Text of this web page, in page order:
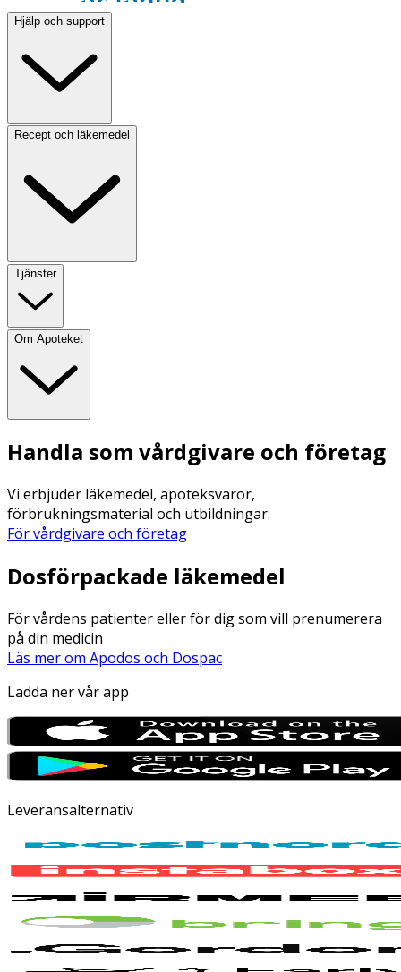
Hjälp och support
Recept och läkemedel
Tjänster
Om Apoteket
Handla som vårdgivare och företag
Vi erbjuder läkemedel, apoteksvaror,
förbrukningsmaterial och utbildningar.
För vårdgivare och företag
Dosförpackade läkemedel
För vårdens patienter eller för dig som vill prenumerera
på din medicin
Läs mer om Apodos och Dospac
Ladda ner vår app
Leveransalternativ